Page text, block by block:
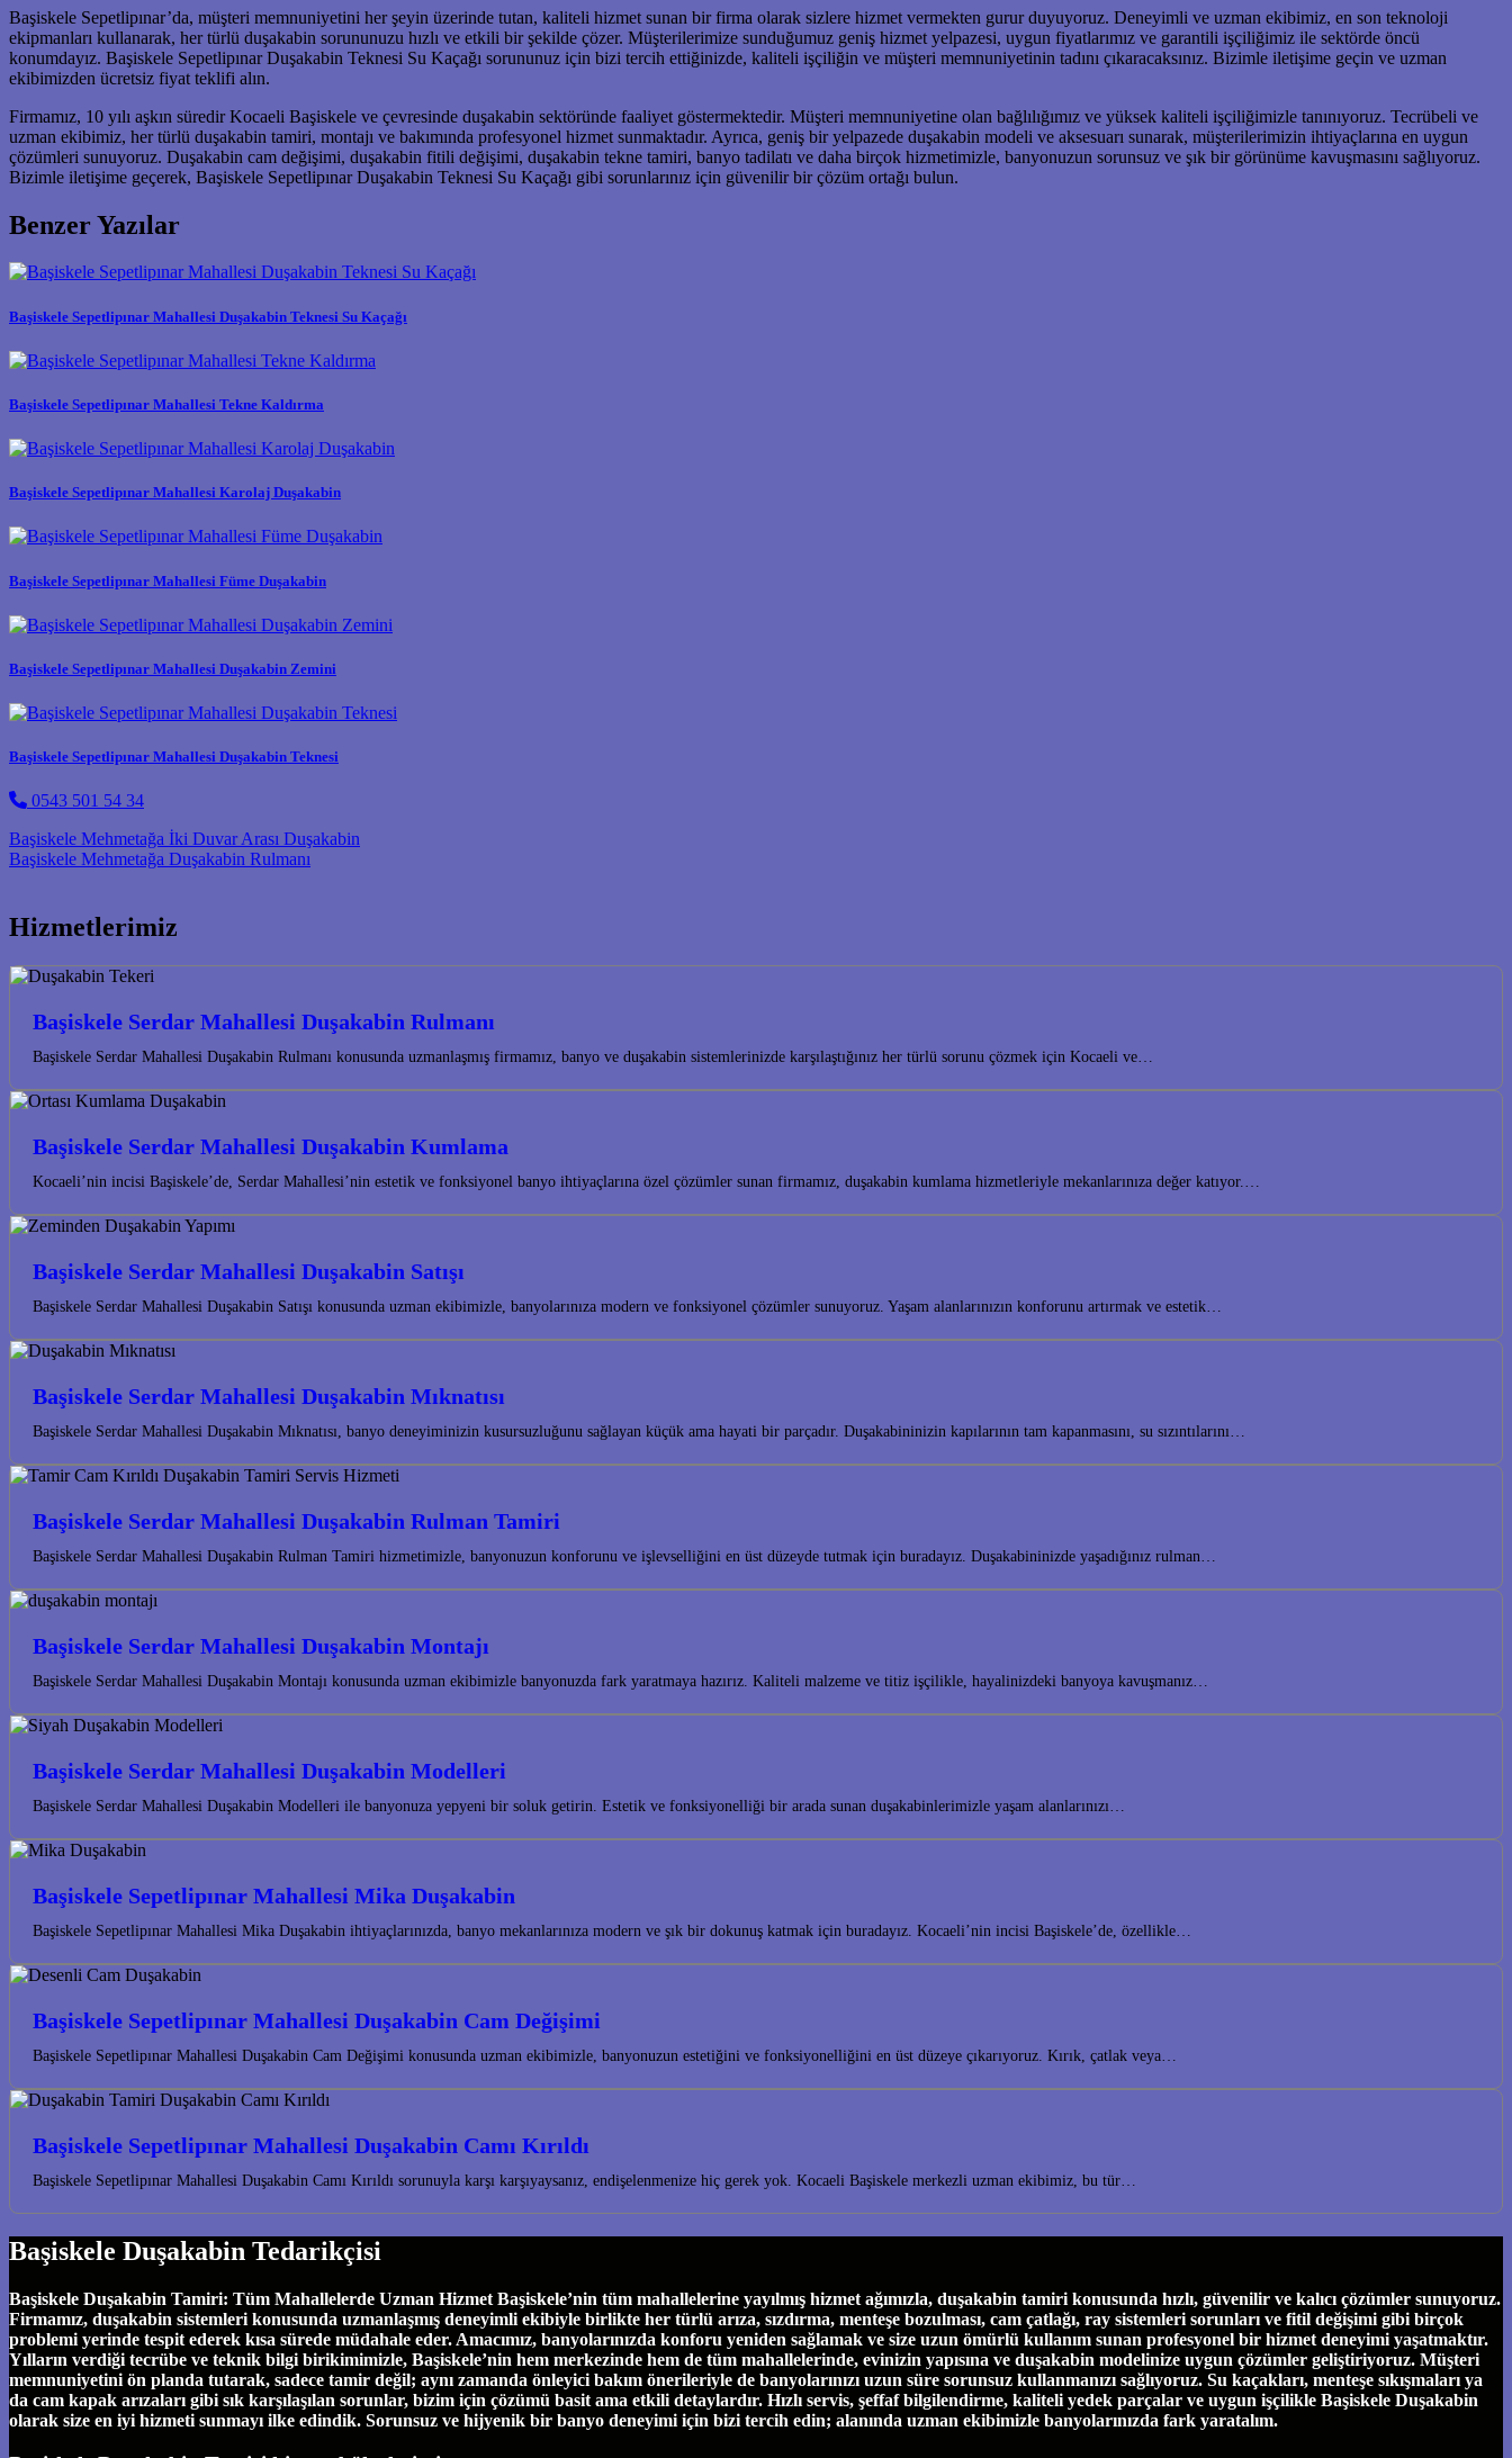
Başiskele Sepetlipınar’da, müşteri memnuniyetini her şeyin üzerinde tutan, kaliteli hizmet sunan bir firma olarak sizlere hizmet vermekten gurur duyuyoruz. Deneyimli ve uzman ekibimiz, en son teknoloji
ekipmanları kullanarak, her türlü duşakabin sorununuzu hızlı ve etkili bir şekilde çözer. Müşterilerimize sunduğumuz geniş hizmet yelpazesi, uygun fiyatlarımız ve garantili işçiliğimiz ile sektörde öncü
konumdayız. Başiskele Sepetlipınar Duşakabin Teknesi Su Kaçağı sorununuz için bizi tercih ettiğinizde, kaliteli işçiliğin ve müşteri memnuniyetinin tadını çıkaracaksınız. Bizimle iletişime geçin ve uzman
ekibimizden ücretsiz fiyat teklifi alın.
Firmamız, 10 yılı aşkın süredir Kocaeli Başiskele ve çevresinde duşakabin sektöründe faaliyet göstermektedir. Müşteri memnuniyetine olan bağlılığımız ve yüksek kaliteli işçiliğimizle tanınıyoruz. Tecrübeli ve
uzman ekibimiz, her türlü duşakabin tamiri, montajı ve bakımında profesyonel hizmet sunmaktadır. Ayrıca, geniş bir yelpazede duşakabin modeli ve aksesuarı sunarak, müşterilerimizin ihtiyaçlarına en uygun
çözümleri sunuyoruz. Duşakabin cam değişimi, duşakabin fitili değişimi, duşakabin tekne tamiri, banyo tadilatı ve daha birçok hizmetimizle, banyonuzun sorunsuz ve şık bir görünüme kavuşmasını sağlıyoruz.
Bizimle iletişime geçerek, Başiskele Sepetlipınar Duşakabin Teknesi Su Kaçağı gibi sorunlarınız için güvenilir bir çözüm ortağı bulun.
Benzer Yazılar
Başiskele Sepetlipınar Mahallesi Duşakabin Teknesi Su Kaçağı
Başiskele Sepetlipınar Mahallesi Tekne Kaldırma
Başiskele Sepetlipınar Mahallesi Karolaj Duşakabin
Başiskele Sepetlipınar Mahallesi Füme Duşakabin
Başiskele Sepetlipınar Mahallesi Duşakabin Zemini
Başiskele Sepetlipınar Mahallesi Duşakabin Teknesi
0543 501 54 34
Post navigation
Başiskele Mehmetağa İki Duvar Arası Duşakabin
Başiskele Mehmetağa Duşakabin Rulmanı
Hizmetlerimiz
Başiskele Serdar Mahallesi Duşakabin Rulmanı
Başiskele Serdar Mahallesi Duşakabin Rulmanı konusunda uzmanlaşmış firmamız, banyo ve duşakabin sistemlerinizde karşılaştığınız her türlü sorunu çözmek için Kocaeli ve…
Başiskele Serdar Mahallesi Duşakabin Kumlama
Kocaeli’nin incisi Başiskele’de, Serdar Mahallesi’nin estetik ve fonksiyonel banyo ihtiyaçlarına özel çözümler sunan firmamız, duşakabin kumlama hizmetleriyle mekanlarınıza değer katıyor.…
Başiskele Serdar Mahallesi Duşakabin Satışı
Başiskele Serdar Mahallesi Duşakabin Satışı konusunda uzman ekibimizle, banyolarınıza modern ve fonksiyonel çözümler sunuyoruz. Yaşam alanlarınızın konforunu artırmak ve estetik…
Başiskele Serdar Mahallesi Duşakabin Mıknatısı
Başiskele Serdar Mahallesi Duşakabin Mıknatısı, banyo deneyiminizin kusursuzluğunu sağlayan küçük ama hayati bir parçadır. Duşakabininizin kapılarının tam kapanmasını, su sızıntılarını…
Başiskele Serdar Mahallesi Duşakabin Rulman Tamiri
Başiskele Serdar Mahallesi Duşakabin Rulman Tamiri hizmetimizle, banyonuzun konforunu ve işlevselliğini en üst düzeyde tutmak için buradayız. Duşakabininizde yaşadığınız rulman…
Başiskele Serdar Mahallesi Duşakabin Montajı
Başiskele Serdar Mahallesi Duşakabin Montajı konusunda uzman ekibimizle banyonuzda fark yaratmaya hazırız. Kaliteli malzeme ve titiz işçilikle, hayalinizdeki banyoya kavuşmanız…
Başiskele Serdar Mahallesi Duşakabin Modelleri
Başiskele Serdar Mahallesi Duşakabin Modelleri ile banyonuza yepyeni bir soluk getirin. Estetik ve fonksiyonelliği bir arada sunan duşakabinlerimizle yaşam alanlarınızı…
Başiskele Sepetlipınar Mahallesi Mika Duşakabin
Başiskele Sepetlipınar Mahallesi Mika Duşakabin ihtiyaçlarınızda, banyo mekanlarınıza modern ve şık bir dokunuş katmak için buradayız. Kocaeli’nin incisi Başiskele’de, özellikle…
Başiskele Sepetlipınar Mahallesi Duşakabin Cam Değişimi
Başiskele Sepetlipınar Mahallesi Duşakabin Cam Değişimi konusunda uzman ekibimizle, banyonuzun estetiğini ve fonksiyonelliğini en üst düzeye çıkarıyoruz. Kırık, çatlak veya…
Başiskele Sepetlipınar Mahallesi Duşakabin Camı Kırıldı
Başiskele Sepetlipınar Mahallesi Duşakabin Camı Kırıldı sorunuyla karşı karşıyaysanız, endişelenmenize hiç gerek yok. Kocaeli Başiskele merkezli uzman ekibimiz, bu tür…
Başiskele Duşakabin Tedarikçisi
Başiskele Duşakabin Tamiri: Tüm Mahallelerde Uzman Hizmet Başiskele’nin tüm mahallelerine yayılmış hizmet ağımızla, duşakabin tamiri konusunda hızlı, güvenilir ve kalıcı çözümler sunuyoruz.
Firmamız, duşakabin sistemleri konusunda uzmanlaşmış deneyimli ekibiyle birlikte her türlü arıza, sızdırma, menteşe bozulması, cam çatlağı, ray sistemleri sorunları ve fitil değişimi gibi birçok
problemi yerinde tespit ederek kısa sürede müdahale eder. Amacımız, banyolarınızda konforu yeniden sağlamak ve size uzun ömürlü kullanım sunan profesyonel bir hizmet deneyimi yaşatmaktır.
Yılların verdiği tecrübe ve teknik bilgi birikimimizle, Başiskele’nin hem merkezinde hem de tüm mahallelerinde, evinizin yapısına ve duşakabin modelinize uygun çözümler geliştiriyoruz. Müşteri
memnuniyetini ön planda tutarak, sadece tamir değil; aynı zamanda önleyici bakım önerileriyle de banyolarınızı uzun süre sorunsuz kullanmanızı sağlıyoruz. Su kaçakları, menteşe sıkışmaları ya
da cam kapak arızaları gibi sık karşılaşılan sorunlar, bizim için çözümü basit ama etkili detaylardır. Hızlı servis, şeffaf bilgilendirme, kaliteli yedek parçalar ve uygun işçilikle Başiskele Duşakabin
olarak size en iyi hizmeti sunmayı ilke edindik. Sorunsuz ve hijyenik bir banyo deneyimi için bizi tercih edin; alanında uzman ekibimizle banyolarınızda fark yaratalım.